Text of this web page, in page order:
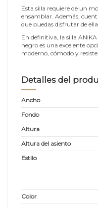
Esta silla requiere de un
ensamblar. Además,
que puedas disfrutar de
En definitiva, la silla
negro es una excelente
moderno, cómodo y
Detalles del
Ancho
Fondo
Altura
Altura del asiento
Estilo
Color